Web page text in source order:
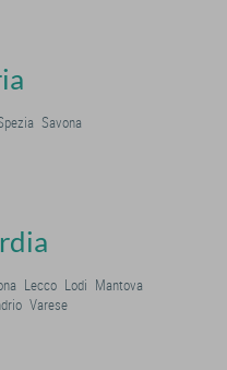
Savona
Lecco Lodi Mantova
Varese